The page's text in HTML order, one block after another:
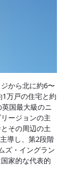
から北に約6〜
万戸の住宅と約
国最大級のニ
ージョンの主
その周辺の土
導し、第2段階
ズ・イングラン
家的な代表的